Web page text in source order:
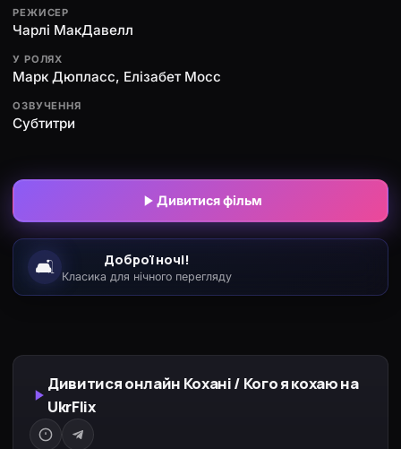
РЕЖИСЕР
Чарлі МакДавелл
У РОЛЯХ
Марк Дюпласс, Елізабет Мосс
ОЗВУЧЕННЯ
Субтитри
Дивитися фільм
🛋️ Доброї ночі!
Класика для нічного перегляду
Дивитися онлайн Кохані / Кого я кохаю на
UkrFlix